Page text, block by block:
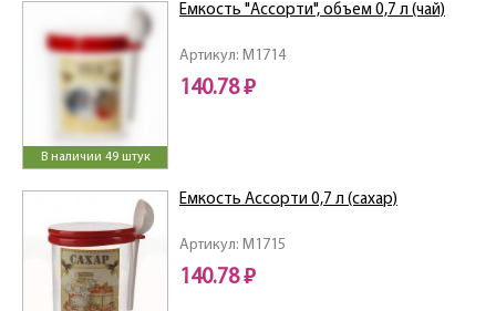
В наличии 49 штук
Артикул: M1714
Емкость "Ассорти", объем 0,7 л (чай)
140.78 ₽
Артикул: M1715
Емкость Ассорти 0,7 л (сахар)
140.78 ₽